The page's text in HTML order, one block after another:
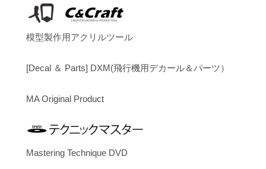
模型製作用アクリルツール
[Decal ＆ Parts] DXM(飛行機用デカール＆パーツ）
MA Original Product
Mastering Technique DVD